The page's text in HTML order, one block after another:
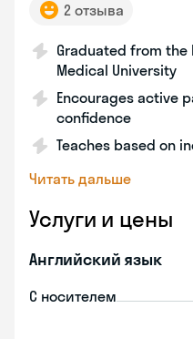
2 отзыва
Graduated from the
Medical University
Encourages active
confidence
Teaches based on
Читать дальше
Услуги и цены
Английский язык
С носителем